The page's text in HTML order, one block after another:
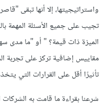
واستراتيجيتها، إلا أنها تبقى
تجيب على جميع الأسئلة المهمة
الميزة ذات قيمة؟ " أو "ما مدى
مقاييس إضافية تركز على تجربة
تأثيرًا أقل على القرارات التي
شرعنا بقراءة ما قامت به